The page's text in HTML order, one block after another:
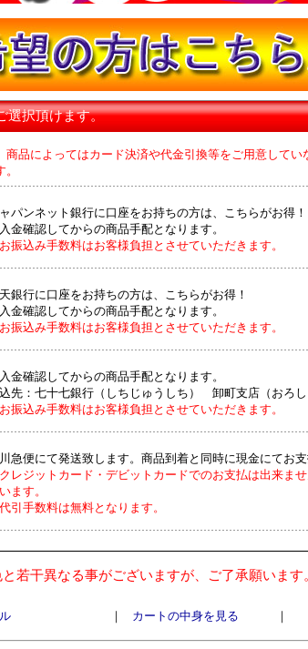
選択頂けます。
品によってはカード決済や代金引換等をご用意してい
パンネット銀行に口座をお持ちの方は、こちらがお得！
金確認してからの商品手配となります。
振込み手数料はお客様負担とさせていただきます。
銀行に口座をお持ちの方は、こちらがお得！
金確認してからの商品手配となります。
振込み手数料はお客様負担とさせていただきます。
金確認してからの商品手配となります。
先：七十七銀行（しちじゅうしち） 卸町支店（おろし
振込み手数料はお客様負担とさせていただきます。
急便にて発送致します。商品到着と同時に現金にてお支
レジットカード・デビットカードでのお支払は出来ま
ます。
引手数料は無料となります。
若干異なる事がございますが、ご了承願います
｜ カートの中身を見る ｜